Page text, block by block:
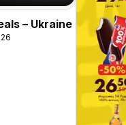
– Ukraine